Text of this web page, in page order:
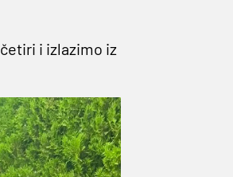
i izlazimo iz